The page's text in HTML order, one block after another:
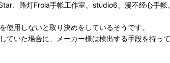
、路灯Frola手帐工作室、studio6、漫不经心手
用しないと取り決めをしているそうです。
ていた場合に、メーカー様は検出する手段を持っ